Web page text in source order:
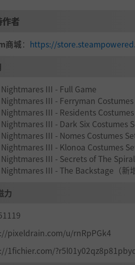
暗的秘密隐藏其中，等着小洛与小
们走到新区域时，危险度与困难度
小寂能不能逃离这无穷无尽的梦魇
作者
商城： https://
III - Full Game
III - Ferryman Costumes
III - Residents
III - Dark Six Costumes
III - Nomes Costumes
III - Klonoa Costumes
III - Secrets of The
III - The Backstage（新增
力
pixeldrain.com/u/rnRpPGk4
1fichier.com/